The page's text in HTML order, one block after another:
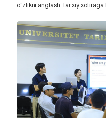
o‘zlikni anglash, tarixiy xotiraga